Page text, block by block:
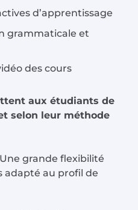
d’apprentissage
grammaticale et
des cours
aux étudiants de
selon leur méthode
grande flexibilité
adapté au profil de